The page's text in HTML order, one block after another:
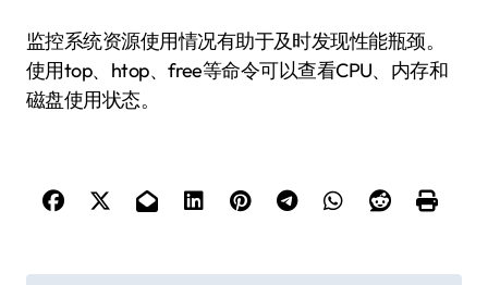
监控系统资源使用情况有助于及时发现性能瓶颈。
使用top、htop、free等命令可以查看CPU、内存和
磁盘使用状态。